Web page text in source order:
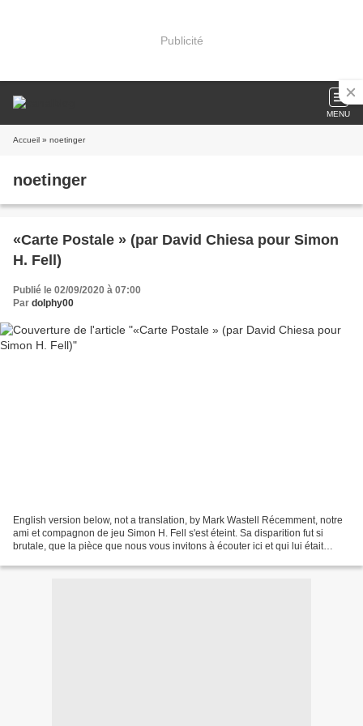
Publicité
MENU
Accueil » noetinger
noetinger
«Carte Postale » (par David Chiesa pour Simon
H. Fell)
Publié le 02/09/2020 à 07:00
Par dolphy00
English version below, not a translation, by Mark Wastell Récemment, notre
ami et compagnon de jeu Simon H. Fell s'est éteint. Sa disparition fut si
brutale, que la pièce que nous vous invitons à écouter ici et qui lui était